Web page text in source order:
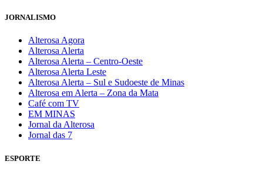
JORNALISMO
Alterosa Agora
Alterosa Alerta
Alterosa Alerta – Centro-Oeste
Alterosa Alerta Leste
Alterosa Alerta – Sul e Sudoeste de Minas
Alterosa em Alerta – Zona da Mata
Café com TV
EM MINAS
Jornal da Alterosa
Jornal das 7
ESPORTE